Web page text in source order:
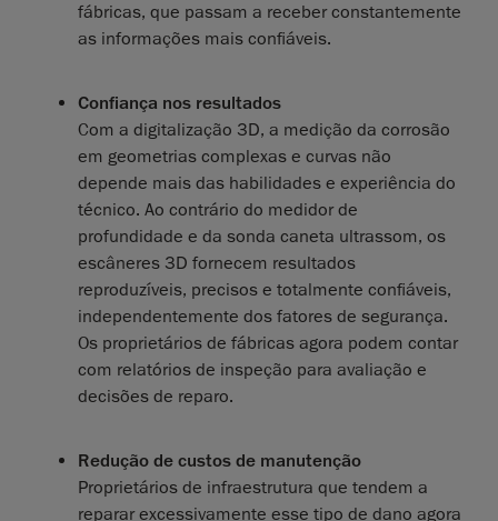
fábricas, que passam a receber constantemente
as informações mais confiáveis.
Confiança nos resultados
Com a digitalização 3D, a medição da corrosão
em geometrias complexas e curvas não
depende mais das habilidades e experiência do
técnico. Ao contrário do medidor de
profundidade e da sonda caneta ultrassom, os
escâneres 3D fornecem resultados
reproduzíveis, precisos e totalmente confiáveis,
independentemente dos fatores de segurança.
Os proprietários de fábricas agora podem contar
com relatórios de inspeção para avaliação e
decisões de reparo.
Redução de custos de manutenção
Proprietários de infraestrutura que tendem a
reparar excessivamente esse tipo de dano agora